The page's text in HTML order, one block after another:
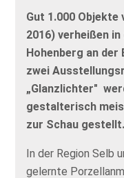
Gut 1.000 Objekte
2016) verheißen in
Hohenberg an der
zwei
„Glanzlichter"
gestalterisch
zur Schau gestellt.
In der Region Selb
gelernte